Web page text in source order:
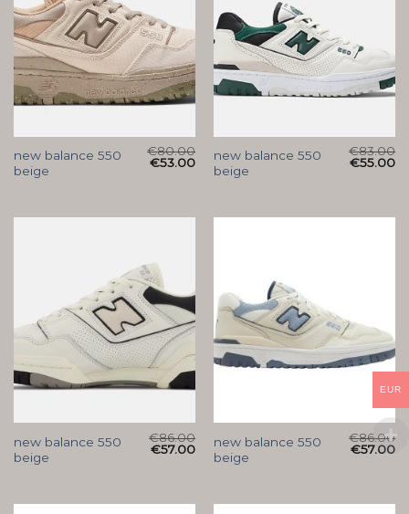
new balance 550
beige
€80.00
€53.00
new balance 550
beige
€83.00
€55.00
new balance 550
beige
€86.00
€57.00
new balance 550
beige
€86.00
€57.00
EUR